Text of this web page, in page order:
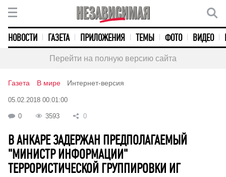
НОВОСТИ ГАЗЕТА ПРИЛОЖЕНИЯ ТЕМЫ ФОТО ВИДЕО
Перейти на полную версию сайта
Газета В мире Интернет-версия
05.02.2018 00:01:00
0 3593 0
В АНКАРЕ ЗАДЕРЖАН ПРЕДПОЛАГАЕМЫЙ
"МИНИСТР ИНФОРМАЦИИ"
ТЕРРОРИСТИЧЕСКОЙ ГРУППИРОВКИ ИГ